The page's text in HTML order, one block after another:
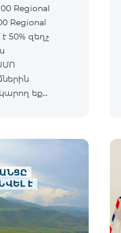
Regional
50% զեղչ
եք